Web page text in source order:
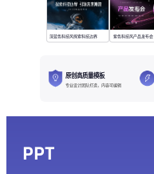
深蓝色科技风探索科技边界 紫色科技风产品发布会
原创高质量模板
专业设计团队打造，内容可编辑
PPT